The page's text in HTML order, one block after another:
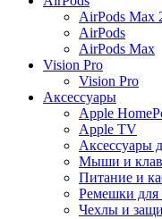
AirPods Max
AirPods
AirPods Max
Vision Pro
Vision Pro
Аксессуары
Apple
Apple TV
Аксессуары
Мыши и
Питание и
Ремешки для
Чехлы и